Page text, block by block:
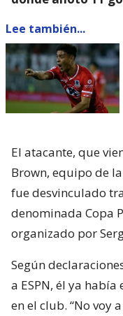
Lee también...
El atacante, que
Brown, equipo de
fue desvinculado
denominada Copa
organizado por
Según
a ESPN, él ya
en el club. “No voy